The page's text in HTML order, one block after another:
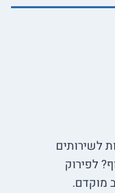
לשירותים
לפירוק
מוקדם.